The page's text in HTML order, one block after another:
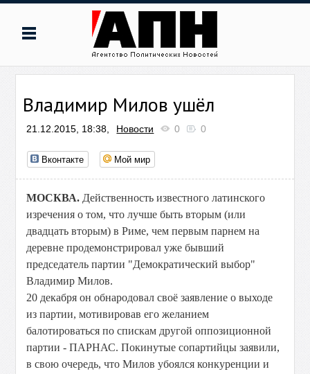
Владимир Милов ушёл
21.12.2015, 18:38, Новости 0 0
Вконтакте Мой мир
МОСКВА. Действенность известного латинского
изречения о том, что лучше быть вторым (или
двадцать вторым) в Риме, чем первым парнем на
деревне продемонстрировал уже бывший
председатель партии "Демократический выбор"
Владимир Милов.
20 декабря он обнародовал своё заявление о выходе
из партии, мотивировав его желанием
балотироваться по спискам другой оппозиционной
партии - ПАРНАС. Покинутые сопартийцы заявили,
в свою очередь, что Милов убоялся конкуренции и